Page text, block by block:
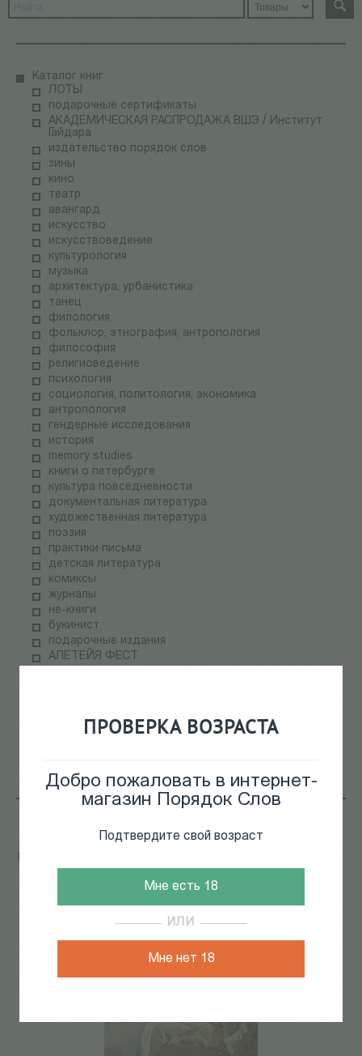
ПРОВЕРКА ВОЗРАСТА
Добро пожаловать в интернет-
магазин Порядок Слов
Подтвердите свой возраст
Мне есть 18
ИЛИ
Мне нет 18
Каталог книг
ЛОТЫ
подарочные сертификаты
АКАДЕМИЧЕСКАЯ РАСПРОДАЖА ВШЭ / Институт
Гайдара
издательство порядок слов
зины
кино
театр
авангард
искусство
искусствоведение
культурология
музыка
архитектура, урбанистика
танец
филология
фольклор, этнография, антропология
философия
религиоведение
психология
социология, политология, экономика
антропология
гендерные исследования
история
memory studies
книги о петербурге
культура повседневности
документальная литература
художественная литература
поэзия
практики письма
детская литература
комиксы
журналы
не-книги
букинист
подарочные издания
АЛЕТЕЙЯ ФЕСТ
СКЛАДская распродажа
теория медиа
КАТАЛОГ КНИГ
Константин Коровин
45 из 94